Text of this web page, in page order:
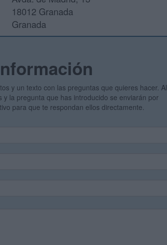
18012 Granada
Granada
y un texto con las preguntas que quieres hacer. Al
y la pregunta que has introducido se enviarán por
para que te respondan ellos directamente.